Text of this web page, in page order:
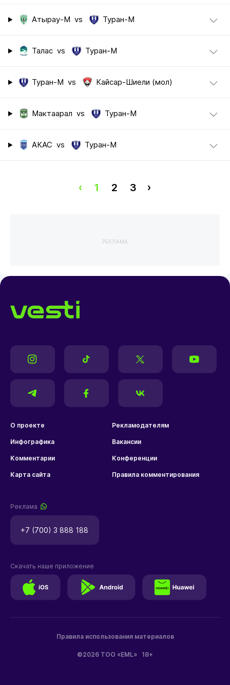
Атырау-М vs Туран-М
Талас vs Туран-М
Туран-М vs Кайсар-Шиели (мол)
Мактаарал vs Туран-М
АКАС vs Туран-М
‹ 1 2 3 ›
РЕКЛАМА
О проекте Рекламодателям
Инфографика Вакансии
Комментарии Конференции
Карта сайта Правила комментирования
Реклама
+7 (700) 3 888 188
©2026 ТОО «EML» 18+
Правила использования материалов
Скачать наше приложение